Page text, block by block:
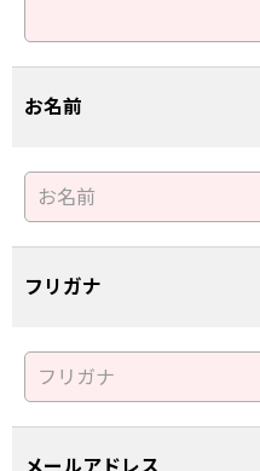
お名前
フリガナ